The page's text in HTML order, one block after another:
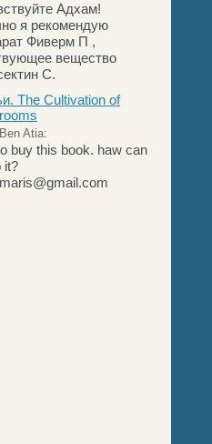
Адхам!
я рекомендую
Фиверм П ,
вещество
С.
The Cultivation of
Atia:
buy this book. haw can
it?